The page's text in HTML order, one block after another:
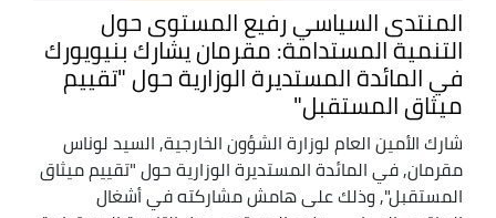
المنتدى السياسي رفيع المستوى حول
التنمية المستدامة: مقرمان يشارك بنيويورك
في المائدة المستديرة الوزارية حول "تقييم
ميثاق المستقبل"
شارك الأمين العام لوزارة الشؤون الخارجية, السيد لوناس
مقرمان, في المائدة المستديرة الوزارية حول "تقييم ميثاق
المستقبل", وذلك على هامش مشاركته في أشغال